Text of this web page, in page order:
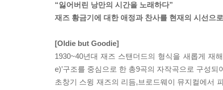
“잃어버린 낭만의 시간을 노래하다”
재즈 황금기에 대한 애정과 찬사를 현재의 시선으
[Oldie but Goodie]
1930~40년대 재즈 스탠더드의 형식을 새롭게 재
e)’구조를 중심으로 한 총9곡의 자작곡으로 구성되
초창기 스윙 재즈의 리듬,브로드웨이 뮤지컬에서